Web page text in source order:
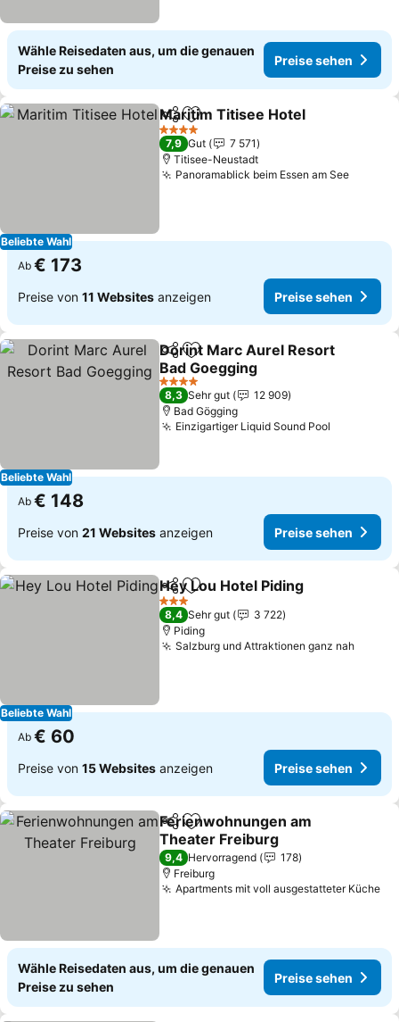
Wähle Reisedaten aus, um die genauen
Preise zu sehen
Preise sehen
Beliebte Wahl
TeilenZu Favoriten hinzufügen
Maritim Titisee Hotel
4 Sterne
7,9 Gut
7 571
Titisee-Neustadt
Panoramablick beim Essen am See
Ab € 173
Preise von 11 Websites anzeigen Preise sehen
Beliebte Wahl
TeilenZu Favoriten hinzufügen
Dorint Marc Aurel Resort
Bad Goegging
4 Sterne
8,3 Sehr gut
12 909
Bad Gögging
Einzigartiger Liquid Sound Pool
Ab € 148
Preise von 21 Websites anzeigen Preise sehen
Beliebte Wahl
TeilenZu Favoriten hinzufügen
Hey Lou Hotel Piding
3 Sterne
8,4 Sehr gut
3 722
Piding
Salzburg und Attraktionen ganz nah
Ab € 60
Preise von 15 Websites anzeigen Preise sehen
TeilenZu Favoriten hinzufügen
Ferienwohnungen am
Theater Freiburg
9,4 Hervorragend
178
Freiburg
Apartments mit voll ausgestatteter Küche
Wähle Reisedaten aus, um die genauen
Preise zu sehen
Preise sehen